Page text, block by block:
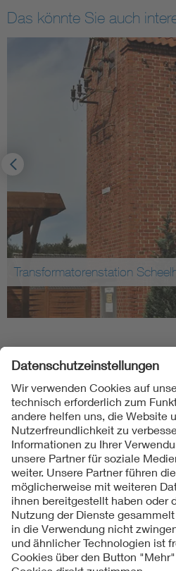
Das könnte Sie auch
Transformatorenstation
Folgen Sie uns
Kontakte
Service